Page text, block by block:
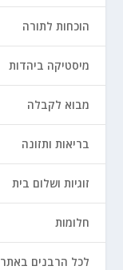
הוכחות לתורה
מיסטיקה ביהדות
מבוא לקבלה
בריאות ותזונה
זוגיות ושלום בית
חלומות
לכל הרבנים באתר